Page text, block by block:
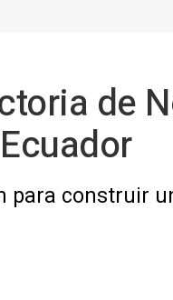
de
para construir